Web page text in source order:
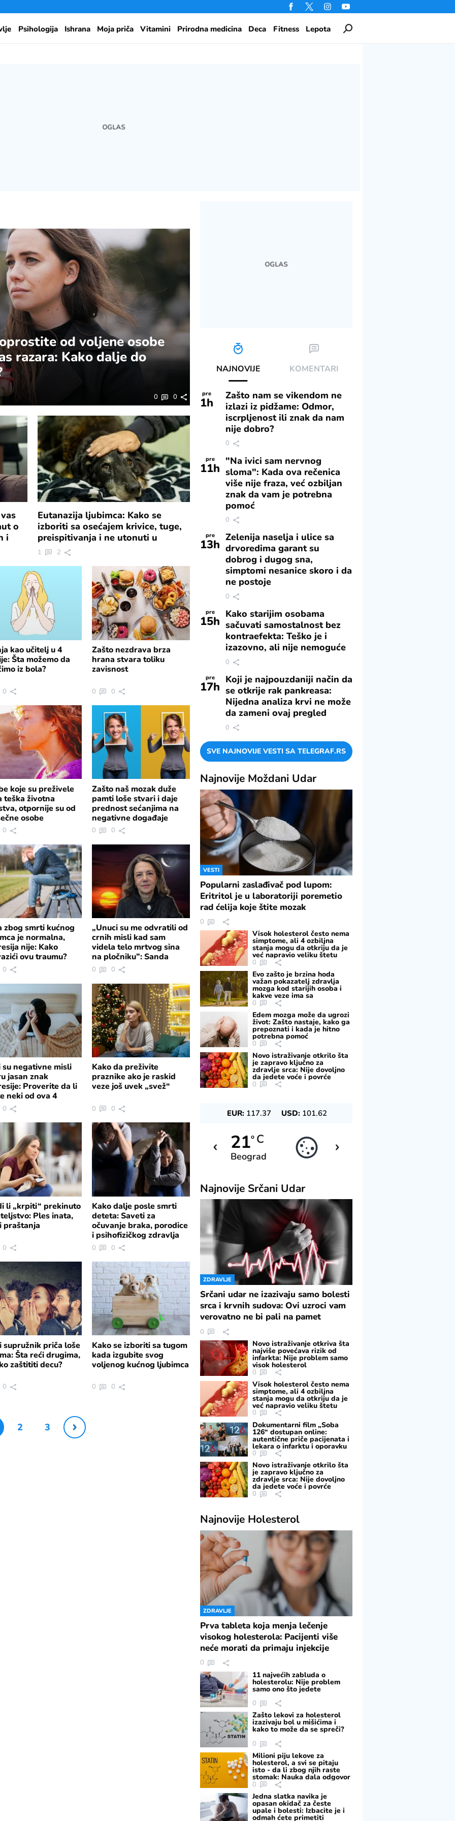
Psihologija Ishrana Moja priča Vitamini Prirodna medicina Deca Fitness Lepota
od voljene osobe
razara: Kako dalje do
0 0
o
i
Eutanazija ljubimca: Kako se
izboriti sa osećajem krivice, tuge,
preispitivanja i ne utonuti u
depresiju
1 2
kao učitelj u 4
Šta možemo da
iz bola?
0
Zašto nezdrava brza
hrana stvara toliku
zavisnost
0 0
koje su preživele
teška životna
otpornije su od
osobe
0
Zašto naš mozak duže
pamti loše stvari i daje
prednost sećanjima na
negativne događaje
0 0
NAJNOVIJE KOMENTARI
pre
1h
Zašto nam se vikendom ne
izlazi iz pidžame: Odmor,
iscrpljenost ili znak da nam
nije dobro?
0
pre
11h "Na ivici sam nervnog
sloma": Kada ova rečenica
više nije fraza, već ozbiljan
znak da vam je potrebna
pomoć
0
pre
13h Zelenija naselja i ulice sa
drvoredima garant su
dobrog i dugog sna,
simptomi nesanice skoro i da
ne postoje
0
pre
15h Kako starijim osobama
sačuvati samostalnost bez
kontraefekta: Teško je i
izazovno, ali nije nemoguće
0
pre
17h Koji je najpouzdaniji način da
se otkrije rak pankreasa:
Nijedna analiza krvi ne može
da zameni ovaj pregled
0
SVE NAJNOVIJE VESTI SA TELEGRAF.RS
Najnovije Moždani Udar
VESTI
Popularni zaslađivač pod lupom:
Eritritol je u laboratoriji poremetio
rad ćelija koje štite mozak
0
Visok holesterol često nema
simptome, ali 4 ozbiljna
stanja mogu da otkriju da je
već napravio veliku štetu
0
Evo zašto je brzina hoda
važan pokazatelj zdravlja
mozga kod starijih osoba i
kakve veze ima sa
pamćenjem
0
Edem mozga može da ugrozi
život: Zašto nastaje, kako ga
prepoznati i kada je hitno
potrebna pomoć
0
Novo istraživanje otkrilo šta
je zapravo ključno za
zdravlje srca: Nije dovoljno
da jedete voće i povrće
0
EUR: 117.37 USD: 101.62
16o C
Priština
21o C
Beograd
Najnovije Srčani Udar
ZDRAVLJE
Srčani udar ne izazivaju samo bolesti
srca i krvnih sudova: Ovi uzroci vam
verovatno ne bi pali na pamet
0
Novo istraživanje otkriva šta
najviše povećava rizik od
infarkta: Nije problem samo
visok holesterol
0
Visok holesterol često nema
simptome, ali 4 ozbiljna
stanja mogu da otkriju da je
već napravio veliku štetu
0
Dokumentarni film „Soba
126“ dostupan online:
autentične priče pacijenata i
lekara o infarktu i oporavku
0
Novo istraživanje otkrilo šta
je zapravo ključno za
zdravlje srca: Nije dovoljno
da jedete voće i povrće
0
Najnovije Holesterol
ZDRAVLJE
Prva tableta koja menja lečenje
visokog holesterola: Pacijenti više
neće morati da primaju injekcije
0
11 najvećih zabluda o
holesterolu: Nije problem
samo ono što jedete
0
Zašto lekovi za holesterol
izazivaju bol u mišićima i
kako to može da se spreči?
0
Milioni piju lekove za
holesterol, a svi se pitaju
isto - da li zbog njih raste
stomak: Nauka dala odgovor
0
Jedna slatka navika je
opasan okidač za česte
upale i bolesti: Izbacite je i
odmah ćete primetiti
zbog smrti kućnog
je normalna,
nije: Kako
ovu traumu?
0
„Unuci su me odvratili od
crnih misli kad sam
videla telo mrtvog sina
na pločniku”: Sanda
Rašković Ivić za eKliniku
o krivici i pobedi ljubavi
nad tugom
0 0
su negativne misli
jasan znak
Proverite da li
neki od ova 4
0
Kako da preživite
praznike ako je raskid
veze još uvek „svež“
0 0
li „krpiti“ prekinuto
Ples inata,
praštanja
0
Kako dalje posle smrti
deteta: Saveti za
očuvanje braka, porodice
i psihofizičkog zdravlja
0 0
supružnik priča loše
Šta reći drugima,
zaštititi decu?
0
Kako se izboriti sa tugom
kada izgubite svog
voljenog kućnog ljubimca
0 0
2 3